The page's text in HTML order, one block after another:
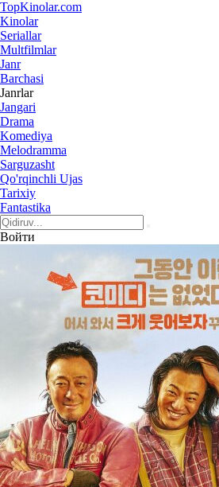
TopKinolar.com
Kinolar
Seriallar
Multfilmlar
Janr
Barchasi
Janrlar
Jangari
Drama
Komediya
Melodramma
Sarguzasht
Qo'rqinchli Ujas
Tarixiy
Fantastika
Войти